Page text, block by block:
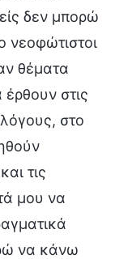
δεν μπορώ
θέματα
στις
στο
τις
μου να
να κάνω